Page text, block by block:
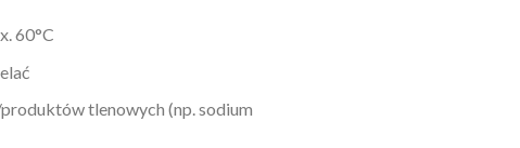
60°C
tlenowych (np. sodium